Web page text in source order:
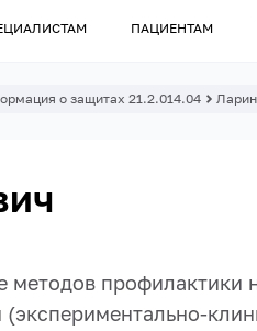
ПАЦИЕНТАМ
о защитах 21.2.014.04
методов профилактики